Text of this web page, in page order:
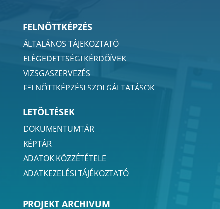
FELNŐTTKÉPZÉS
ÁLTALÁNOS TÁJÉKOZTATÓ
ELÉGEDETTSÉGI KÉRDŐÍVEK
VIZSGASZERVEZÉS
FELNŐTTKÉPZÉSI SZOLGÁLTATÁSOK
LETÖLTÉSEK
DOKUMENTUMTÁR
KÉPTÁR
ADATOK KÖZZÉTÉTELE
ADATKEZELÉSI TÁJÉKOZTATÓ
PROJEKT ARCHIVUM